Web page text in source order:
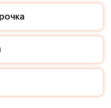
мы возьмем на себя!
и предпочитаете
дизайнерские
строгой лаконичной
придутся вам по
лично Вам и
с нами!